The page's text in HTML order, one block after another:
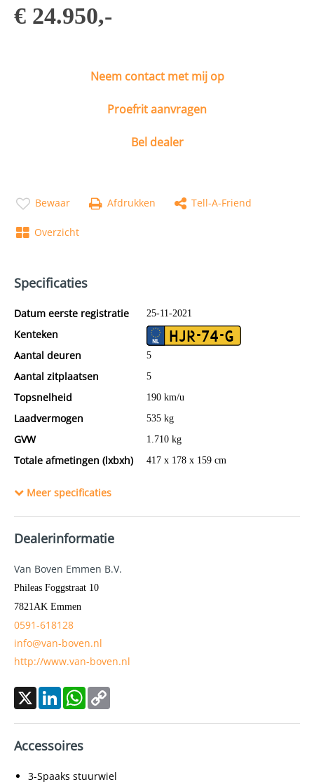
€ 24.950,-
Neem contact met mij op
Proefrit aanvragen
Bel dealer
Bewaar Afdrukken Tell-A-Friend
Overzicht
Specificaties
Datum eerste registratie 25-11-2021
Kenteken HJR-74-G
Aantal deuren 5
Aantal zitplaatsen 5
Topsnelheid 190 km/u
Laadvermogen 535 kg
GVW 1.710 kg
Totale afmetingen (lxbxh) 417 x 178 x 159 cm
Cilinderinhoud
Kleur
Motorrijtuigenbelasting
Gewicht (leeg)
Modeldatum vanaf
Emissieklasse
Max. trekgewicht
CO₂-emissie
Constructiedatum
BTW verrekenbaar
APK
Meer specificaties
Dealerinformatie
Van Boven Emmen B.V.
Phileas Foggstraat 10
7821AK Emmen
0591-618128
info@van-boven.nl
http://www.van-boven.nl
X LinkedInWhatsApp
Accessoires
3-Spaaks stuurwiel